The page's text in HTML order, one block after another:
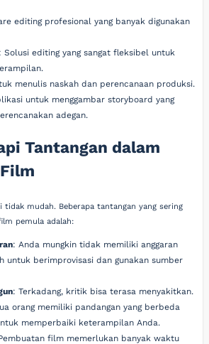
editing profesional yang banyak digunakan
Solusi editing yang sangat fleksibel untuk
menulis naskah dan perencanaan produksi.
untuk menggambar storyboard yang
adegan.
Tantangan dalam
tidak mudah. Beberapa tantangan yang sering
pemula adalah:
: Anda mungkin tidak memiliki anggaran
untuk berimprovisasi dan gunakan sumber
: Terkadang, kritik bisa terasa menyakitkan.
orang memiliki pandangan yang berbeda
memperbaiki keterampilan Anda.
film memerlukan banyak waktu